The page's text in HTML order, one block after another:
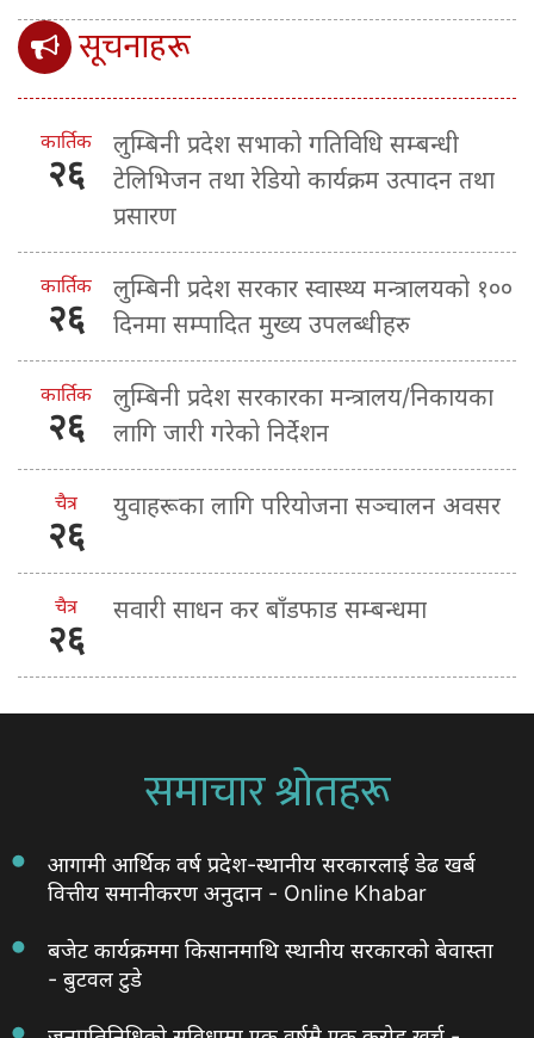
सूचनाहरू
कार्तिक
२६
लुम्बिनी प्रदेश सभाको गतिविधि सम्बन्धी
टेलिभिजन तथा रेडियो कार्यक्रम उत्पादन तथा
प्रसारण
कार्तिक
२६
लुम्बिनी प्रदेश सरकार स्वास्थ्य मन्त्रालयको १००
दिनमा सम्पादित मुख्य उपलब्धीहरु
कार्तिक
२६
लुम्बिनी प्रदेश सरकारका मन्त्रालय/निकायका
लागि जारी गरेको निर्देशन
चैत्र
२६
युवाहरूका लागि परियोजना सञ्चालन अवसर
चैत्र
२६
सवारी साधन कर बाँडफाड सम्बन्धमा
समाचार श्रोतहरू
आगामी आर्थिक वर्ष प्रदेश-स्थानीय सरकारलाई डेढ खर्ब
वित्तीय समानीकरण अनुदान - Online Khabar
बजेट कार्यक्रममा किसानमाथि स्थानीय सरकारको बेवास्ता
- बुटवल टुडे